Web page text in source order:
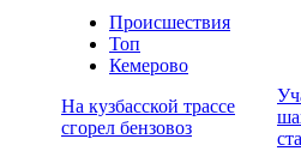
Происшествия
Топ
Кемерово
На кузбасской трассе
сгорел бензовоз